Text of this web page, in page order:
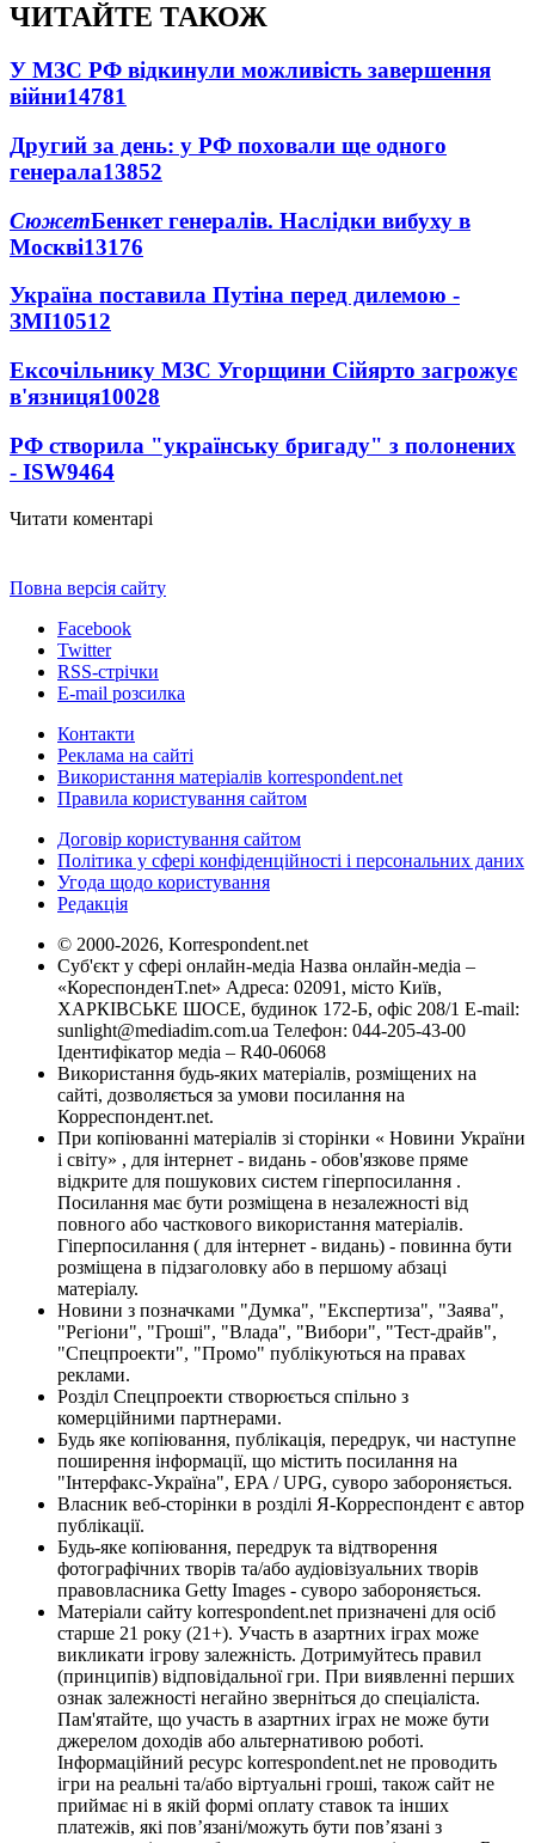
ЧИТАЙТЕ ТАКОЖ
У МЗС РФ відкинули можливість завершення
війни14781
Другий за день: у РФ поховали ще одного
генерала13852
СюжетБенкет генералів. Наслідки вибуху в
Москві13176
Україна поставила Путіна перед дилемою -
ЗМІ10512
Ексочільнику МЗС Угорщини Сійярто загрожує
в'язниця10028
РФ створила "українську бригаду" з полонених
- ISW9464
Читати коментарі
Повна версія сайту
Facebook
Twitter
RSS-стрічки
E-mail розсилка
Контакти
Реклама на сайті
Використання матеріалів korrespondent.net
Правила користування сайтом
Договір користування сайтом
Політика у сфері конфіденційності і персональних даних
Угода щодо користування
Редакція
© 2000-2026, Korrespondent.net
Суб'єкт у сфері онлайн-медіа Назва онлайн-медіа –
«КореспонденТ.net» Адреса: 02091, місто Київ,
ХАРКІВСЬКЕ ШОСЕ, будинок 172-Б, офіс 208/1 E-mail:
sunlight@mediadim.com.ua Телефон: 044-205-43-00
Ідентифікатор медіа – R40-06068
Використання будь-яких матеріалів, розміщених на
сайті, дозволяється за умови посилання на
Корреспондент.net.
При копіюванні матеріалів зі сторінки « Новини України
і світу» , для інтернет - видань - обов'язкове пряме
відкрите для пошукових систем гіперпосилання .
Посилання має бути розміщена в незалежності від
повного або часткового використання матеріалів.
Гіперпосилання ( для інтернет - видань) - повинна бути
розміщена в підзаголовку або в першому абзаці
матеріалу.
Новини з позначками "Думка", "Експертиза", "Заява",
"Регіони", "Гроші", "Влада", "Вибори", "Тест-драйв",
"Спецпроекти", "Промо" публікуються на правах
реклами.
Розділ Спецпроекти створюється спільно з
комерційними партнерами.
Будь яке копіювання, публікація, передрук, чи наступне
поширення інформації, що містить посилання на
"Інтерфакс-Україна", EPA / UPG, суворо забороняється.
Власник веб-сторінки в розділі Я-Корреспондент є автор
публікації.
Будь-яке копіювання, передрук та відтворення
фотографічних творів та/або аудіовізуальних творів
правовласника Getty Images - суворо забороняється.
Матеріали сайту korrespondent.net призначені для осіб
старше 21 року (21+). Участь в азартних іграх може
викликати ігрову залежність. Дотримуйтесь правил
(принципів) відповідальної гри. При виявленні перших
ознак залежності негайно зверніться до спеціаліста.
Пам'ятайте, що участь в азартних іграх не може бути
джерелом доходів або альтернативою роботі.
Інформаційний ресурс korrespondent.net не проводить
ігри на реальні та/або віртуальні гроші, також сайт не
приймає ні в якій формі оплату ставок та інших
платежів, які пов’язані/можуть бути пов’язані з